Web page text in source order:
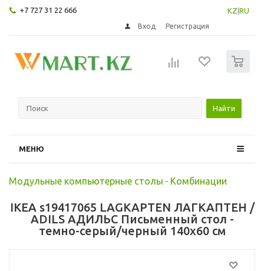
+7 727 31 22 666 KZ RU
Вход Регистрация
Найти
МЕНЮ
Модульные компьютерные столы - Комбинации
IKEA s19417065 LAGKAPTEN ЛАГКАПТЕН /
ADILS АДИЛЬС Письменный стол -
темно-серый/черный 140x60 см